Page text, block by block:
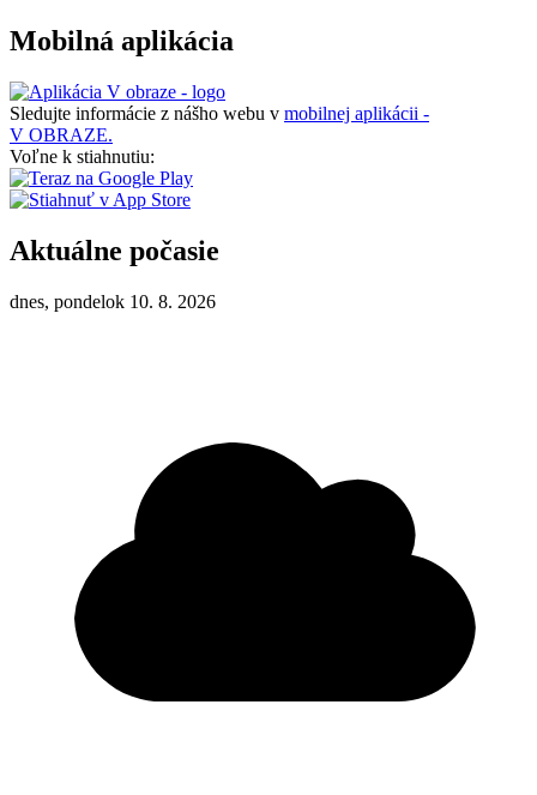
Mobilná aplikácia
Sledujte informácie z nášho webu v mobilnej aplikácii -
V OBRAZE.
Voľne k stiahnutiu:
Aktuálne počasie
dnes, pondelok 10. 8. 2026